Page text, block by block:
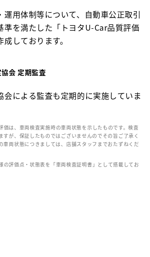
運用体制等について、自動車公正取引
準を満たした「トヨタU-Car品質評価
しております。
会 定期監査
会による監査も定期的に実施していま
は、車両検査実施時の車両状態を示したものです。検査
すが、保証したものではございませんのでその旨ご了承く
車両状態につきましては、店舗スタッフまでおたずねくだ
の評価点・状態表を「車両検査証明書」として搭載してお